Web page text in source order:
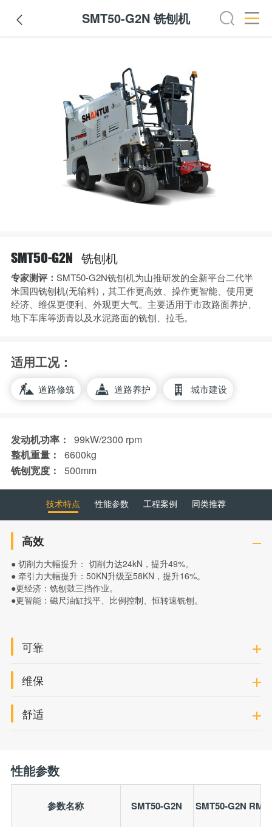
 SMT50-G2N 铣刨机
SMT50-G2N 铣刨机
专家测评： SMT50-G2N铣刨机为山推研发的全新平台二代半
米国四铣刨机(无输料)，其工作更高效、操作更智能、使用更
经济、维保更便利、外观更大气。主要适用于市政路面养护、
地下车库等沥青以及水泥路面的铣刨、拉毛。
适用工况：
道路修筑 道路养护 城市建设
发动机功率：
99kW/2300 rpm
整机重量：
6600kg
铣刨宽度：
500mm
技术特点 性能参数 工程案例 同类推荐
高效
● 切削力大幅提升： 切削力达24kN，提升49%。
● 牵引力大幅提升：50KN升级至58KN，提升16%。
●更经济：铣刨鼓三挡作业。
●更智能：磁尺油缸找平、比例控制、恒转速铣刨。
可靠
维保
舒适
性能参数
参数名称 SMT50-G2N SMT50-G2N RM